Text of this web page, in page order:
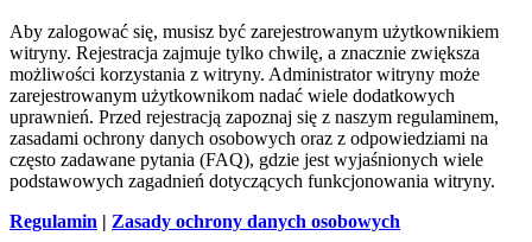
Aby zalogować się, musisz być zarejestrowanym użytkownikiem
witryny. Rejestracja zajmuje tylko chwilę, a znacznie zwiększa
możliwości korzystania z witryny. Administrator witryny może
zarejestrowanym użytkownikom nadać wiele dodatkowych
uprawnień. Przed rejestracją zapoznaj się z naszym regulaminem,
zasadami ochrony danych osobowych oraz z odpowiedziami na
często zadawane pytania (FAQ), gdzie jest wyjaśnionych wiele
podstawowych zagadnień dotyczących funkcjonowania witryny.
Regulamin | Zasady ochrony danych osobowych